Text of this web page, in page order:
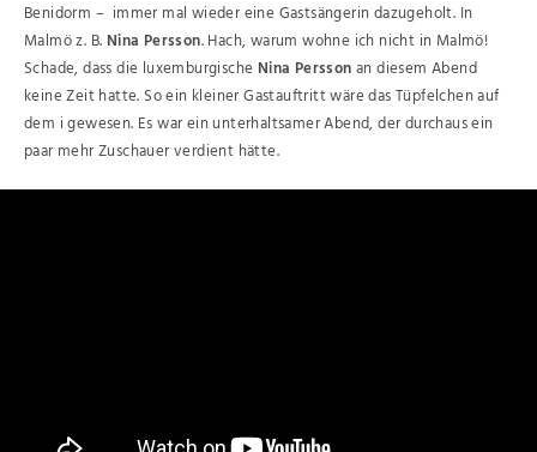
Benidorm – immer mal wieder eine Gastsängerin dazugeholt. In
Malmö z. B. Nina Persson. Hach, warum wohne ich nicht in Malmö!
Schade, dass die luxemburgische Nina Perssonan diesem Abend
keine Zeit hatte. So ein kleiner Gastauftritt wäre das Tüpfelchen auf
dem i gewesen. Es war ein unterhaltsamer Abend, der durchaus ein
paar mehr Zuschauer verdient hätte.